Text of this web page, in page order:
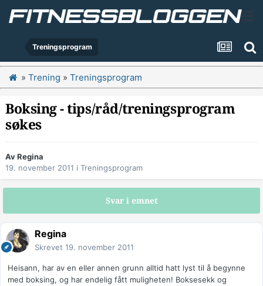
Treningsprogram
» Trening » Treningsprogram
Boksing - tips/råd/treningsprogram
søkes
AvRegina
19. november 2011 i Treningsprogram
Svar i emnet
Regina
Skrevet 19. november 2011
Heisann, har av en eller annen grunn alltid hatt lyst til å begynne
med boksing, og har endelig fått muligheten! Boksesekk og